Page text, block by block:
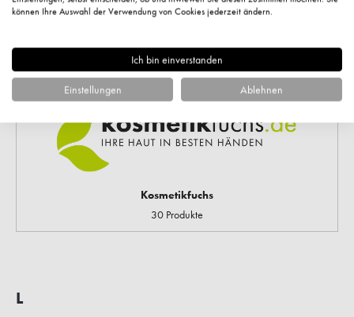
352 Produkte
Kosmetikfuchs
30 Produkte
L
können Ihre Auswahl der Verwendung von Cookies jederzeit ändern.
Ich bin einverstanden
Einstellungen Ablehnen